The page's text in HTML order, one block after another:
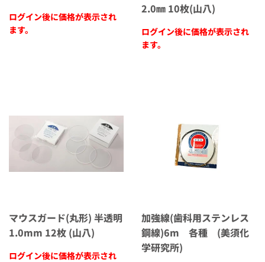
ログイン後に価格が表示され
ます。
2.0㎜ 10枚(山八)
ログイン後に価格が表示され
ます。
マウスガード(丸形) 半透明
1.0mm 12枚 (山八)
ログイン後に価格が表示され
加強線(歯科用ステンレス
鋼線)6m 各種 (美須化
学研究所)